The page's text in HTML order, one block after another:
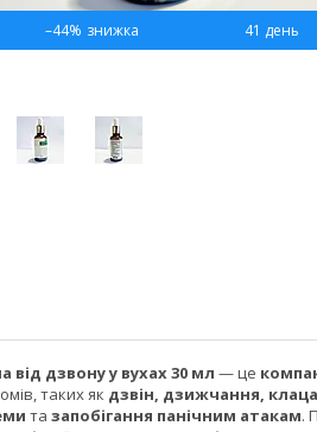
–44% 41 день
від дзвону у вухах 30 мл — це
таких як дзвін, дзижчання,
та запобігання панічним атакам.